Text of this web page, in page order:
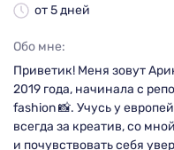
Обо мне:
Приветик! Меня зовут
2019 года, начинала с
fashion 📸. Учусь у
всегда за креатив, со
и почувствовать себя
от 5 дней